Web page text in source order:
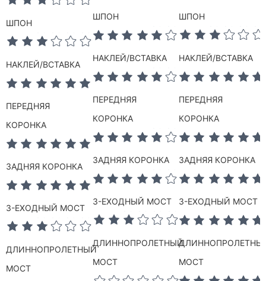
ШПОН
НАКЛЕЙ/ВСТАВКА
ПЕРЕДНЯЯ
КОРОНКА
ЗАДНЯЯ КОРОНКА
3-ЕХОДНЫЙ МОСТ
ДЛИННОПРОЛЕТНЫЙ
МОСТ
ШПОН
НАКЛЕЙ/ВСТАВКА
ПЕРЕДНЯЯ
КОРОНКА
ЗАДНЯЯ КОРОНКА
3-ЕХОДНЫЙ МОСТ
ДЛИННОПРОЛЕТНЫЙ
МОСТ
ШПОН
НАКЛЕЙ/ВСТАВКА
ПЕРЕДНЯЯ
КОРОНКА
ЗАДНЯЯ КОРОНКА
3-ЕХОДНЫЙ МОСТ
МОСТ